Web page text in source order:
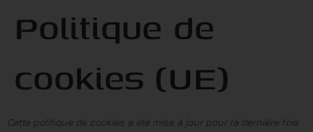
Politique de
cookies (UE)
Cette politique de cookies a été mise à jour pour la dernière fois